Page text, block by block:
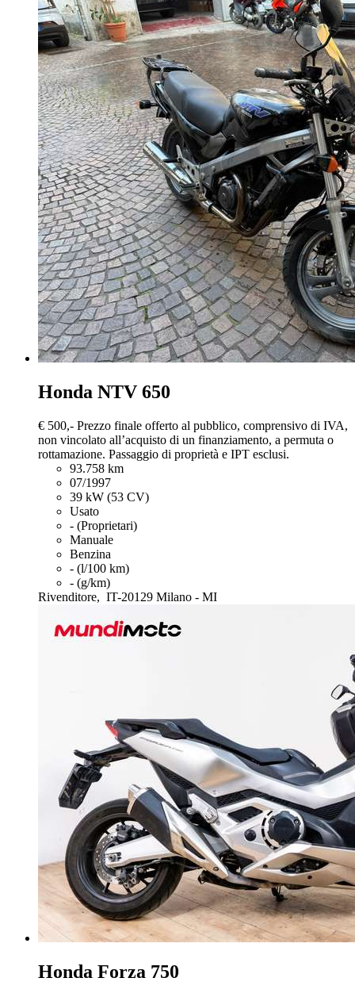
Honda NTV 650
€ 500,- Prezzo finale offerto al pubblico, comprensivo di IVA,
non vincolato all’acquisto di un finanziamento, a permuta o
rottamazione. Passaggio di proprietà e IPT esclusi.
93.758 km
07/1997
39 kW (53 CV)
Usato
- (Proprietari)
Manuale
Benzina
- (l/100 km)
- (g/km)
Rivenditore, IT-20129 Milano - MI
Honda Forza 750